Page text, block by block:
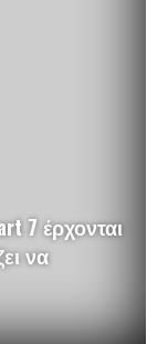
7 έρχονται
να